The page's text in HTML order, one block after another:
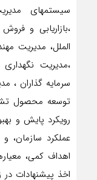
سیستمهای
،بازاریابی و
الملل، مدیریت
،مدیریت
سرمایه گذاران ،
توسعه محصول
رویکرد پایش و
عملکرد سازمان،
اهداف کمی،
اخذ پیشنهادات در